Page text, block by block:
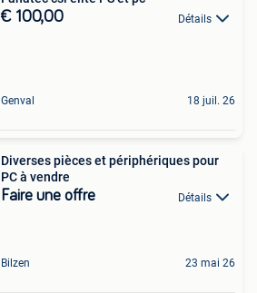
€ 100,00 Détails
Genval 18 juil. 26
Diverses pièces et périphériques pour
PC à vendre
Faire une offre Détails
Bilzen 23 mai 26